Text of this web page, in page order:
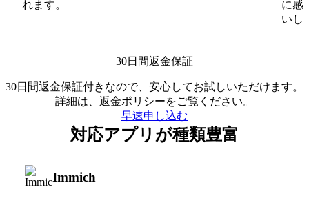
れます。
に感
いし
30日間返金保証
30日間返金保証付きなので、安心してお試しいただけます。
詳細は、 返金ポリシーをご覧ください。
早速申し込む
対応アプリが種類豊富
Immich